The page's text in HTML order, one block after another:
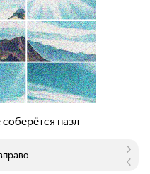
О проекте
Помощь
Карта сайта